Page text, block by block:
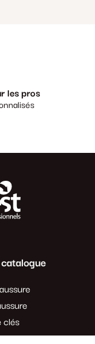
les pros
clés